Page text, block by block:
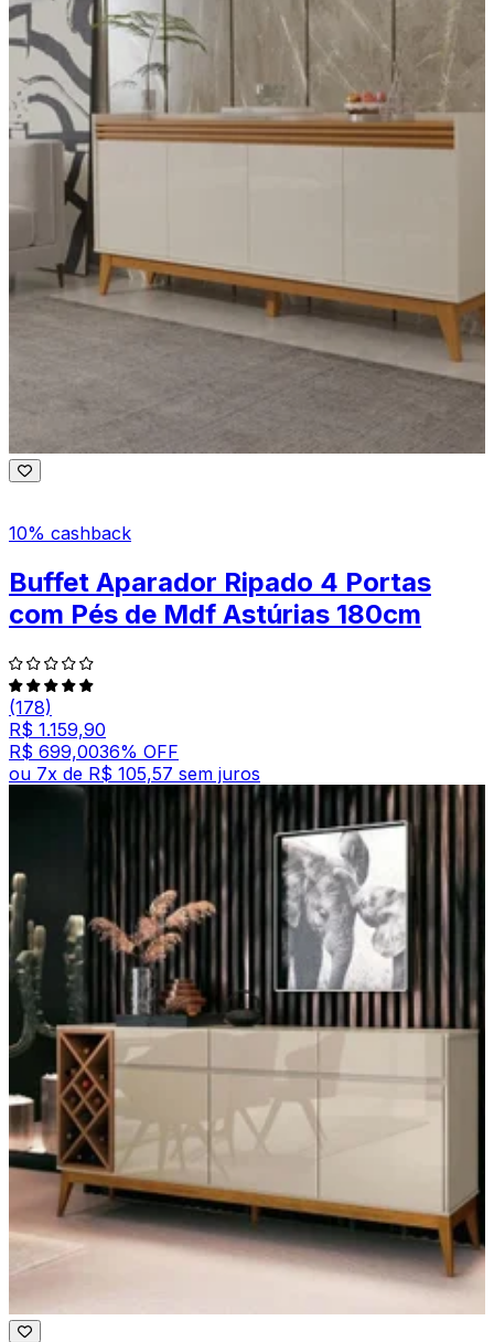
10% cashback
Buffet Aparador Ripado 4 Portas
com Pés de Mdf Astúrias 180cm
(178)
R$ 1.159,90
R$ 699,0036% OFF
ou 7x de R$ 105,57 sem juros